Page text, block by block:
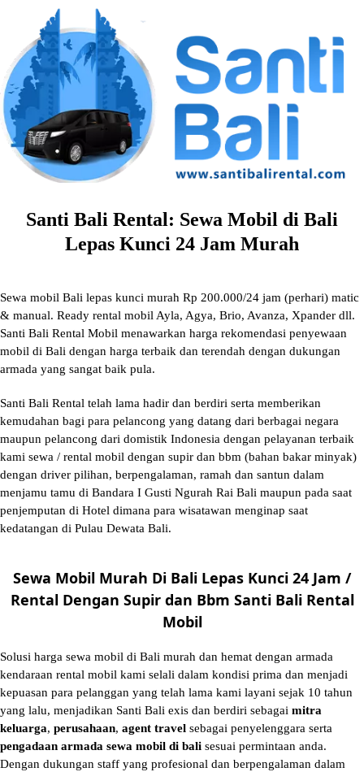
content
Santi Bali Rental: Sewa Mobil di Bali
Lepas Kunci 24 Jam Murah
Sewa mobil Bali lepas kunci murah Rp 200.000/24 jam (perhari) matic
& manual. Ready rental mobil Ayla, Agya, Brio, Avanza, Xpander dll.
Santi Bali Rental Mobil menawarkan harga rekomendasi penyewaan
mobil di Bali dengan harga terbaik dan terendah dengan dukungan
armada yang sangat baik pula.
Santi Bali Rental telah lama hadir dan berdiri serta memberikan
kemudahan bagi para pelancong yang datang dari berbagai negara
maupun pelancong dari domistik Indonesia dengan pelayanan terbaik
kami sewa / rental mobil dengan supir dan bbm (bahan bakar minyak)
dengan driver pilihan, berpengalaman, ramah dan santun dalam
menjamu tamu di Bandara I Gusti Ngurah Rai Bali maupun pada saat
penjemputan di Hotel dimana para wisatawan menginap saat
kedatangan di Pulau Dewata Bali.
Sewa Mobil Murah Di Bali Lepas Kunci 24 Jam /
Rental Dengan Supir dan Bbm Santi Bali Rental
Mobil
Solusi harga sewa mobil di Bali murah dan hemat dengan armada
kendaraan rental mobil kami selali dalam kondisi prima dan menjadi
kepuasan para pelanggan yang telah lama kami layani sejak 10 tahun
yang lalu, menjadikan Santi Bali exis dan berdiri sebagai mitra
keluarga, perusahaan, agent travel sebagai penyelenggara serta
pengadaan armada sewa mobil di bali sesuai permintaan anda.
Dengan dukungan staff yang profesional dan berpengalaman dalam